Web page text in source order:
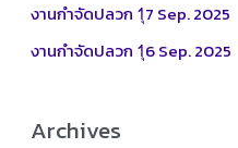
งานกำจัดปลวก 1ุ7 Sep. 2025
งานกำจัดปลวก 1ุ6 Sep. 2025
Archives